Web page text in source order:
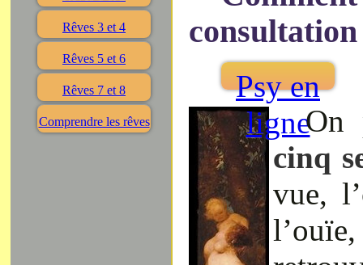
Rêves 3 et 4
Rêves 5 et 6
Rêves 7 et 8
Comprendre les rêves
consultation
Psy en
ligneOn
cinq
vue,